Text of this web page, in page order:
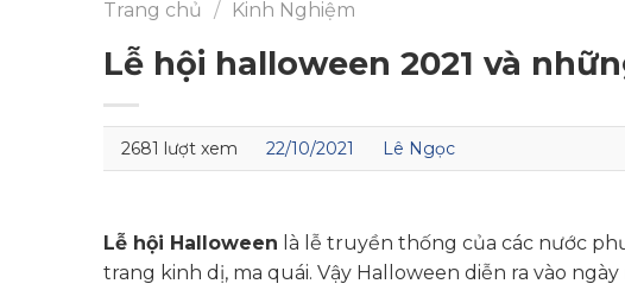
Trang chủ / Kinh Nghiệm
Lễ hội halloween 2021 và
2681 lượt xem 22/10/2021 Lê Ngọc
Lễ hội Halloween là lễ truyền thống của các nước
trang kinh dị, ma quái. Vậy Halloween diễn ra vào